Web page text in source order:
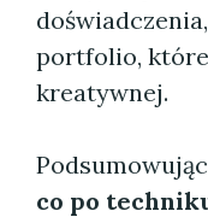
portfolio,
kreatywnej.
co po